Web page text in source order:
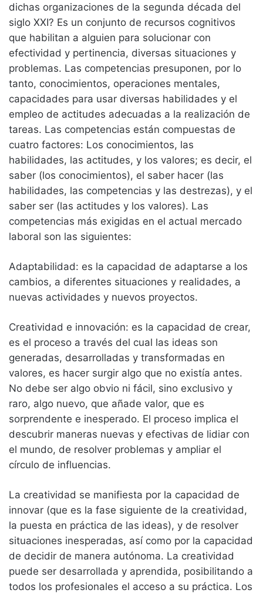
dichas organizaciones de la segunda década del
siglo XXI? Es un conjunto de recursos cognitivos
que habilitan a alguien para solucionar con
efectividad y pertinencia, diversas situaciones y
problemas. Las competencias presuponen, por lo
tanto, conocimientos, operaciones mentales,
capacidades para usar diversas habilidades y el
empleo de actitudes adecuadas a la realización de
tareas. Las competencias están compuestas de
cuatro factores: Los conocimientos, las
habilidades, las actitudes, y los valores; es decir, el
saber (los conocimientos), el saber hacer (las
habilidades, las competencias y las destrezas), y el
saber ser (las actitudes y los valores). Las
competencias más exigidas en el actual mercado
laboral son las siguientes:
Adaptabilidad: es la capacidad de adaptarse a los
cambios, a diferentes situaciones y realidades, a
nuevas actividades y nuevos proyectos.
Creatividad e innovación: es la capacidad de crear,
es el proceso a través del cual las ideas son
generadas, desarrolladas y transformadas en
valores, es hacer surgir algo que no existía antes.
No debe ser algo obvio ni fácil, sino exclusivo y
raro, algo nuevo, que añade valor, que es
sorprendente e inesperado. El proceso implica el
descubrir maneras nuevas y efectivas de lidiar con
el mundo, de resolver problemas y ampliar el
círculo de influencias.
La creatividad se manifiesta por la capacidad de
innovar (que es la fase siguiente de la creatividad,
la puesta en práctica de las ideas), y de resolver
situaciones inesperadas, así como por la capacidad
de decidir de manera autónoma. La creatividad
puede ser desarrollada y aprendida, posibilitando a
todos los profesionales el acceso a su práctica. Los